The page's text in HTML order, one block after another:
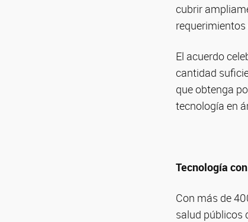
cubrir
El acuerdo
cantidad
que obtenga
tecnología en
Tecnología
Con más de
salud públicos